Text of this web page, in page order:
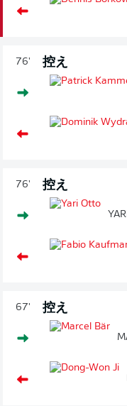
76' 控え
76' 控え
67' 控え